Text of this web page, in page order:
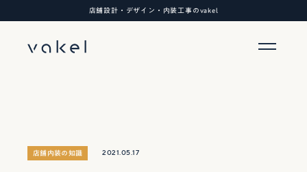
店舗設計・デザイン・内装工事のvakel
店舗内装の知識 2021.05.17